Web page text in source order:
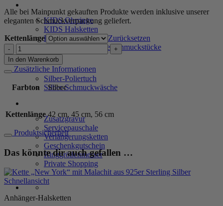
KIDS Ohrringe
KIDS Halsketten
KIDS Armbänder
KIDS Personalisierte Schmuckstücke
PRODUKTPFLEGE
Silber-Poliertuch
Silber-Schmuckwäsche
Zusatzgravur
Servicepauschale
Verlängerungsketten
Geschenkgutschein
Ringgrößenmesser
Private Shopping
Alle bei Mainpunkt gekauften Produkte werden inklusive unserer
eleganten Schmuckverpackung geliefert.
Kettenlänge
Zurücksetzen
Kette
„New
York“
Mini
mit
Malachit
aus
925er
Sterling
Silber
Menge
In den Warenkorb
Zusätzliche Informationen
Farbton Silber
Kettenlänge 42 cm, 45 cm, 56 cm
Produktsicherheit
Das könnte dir auch gefallen …
Schnellansicht
Anhänger-Halsketten